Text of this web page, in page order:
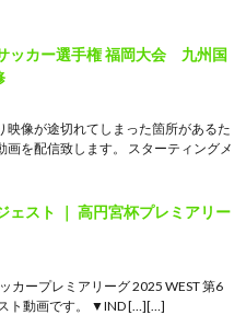
ッカー選手権 福岡大会 九州国
像が途切れてしまった箇所があるた
画を配信致します。 スターティングメ
ェスト ｜ 高円宮杯プレミアリー
カープレミアリーグ 2025 WEST 第6
ト動画です。 ▼IND […][…]